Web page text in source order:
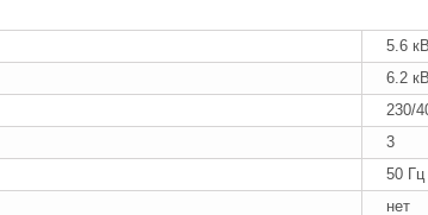
5.6
6.2
230/
3
50 Гц
нет